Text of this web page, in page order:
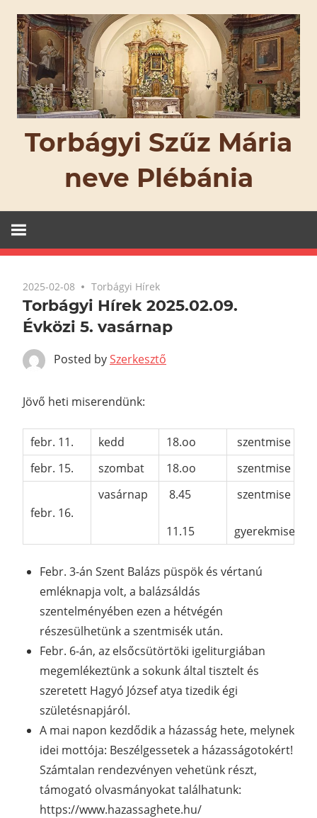
content
Torbágyi Szűz Mária
neve Plébánia
2025-02-08 Torbágyi Hírek
Torbágyi Hírek 2025.02.09.
Évközi 5. vasárnap
Posted bySzerkesztő
Jövő heti miserendünk:
febr. 11. kedd 18.oo
szentmise
febr. 15.
szombat 18.oo szentmise
febr. 16.
vasárnap 8.45
11.15
szentmise
gyerekmise
Febr. 3-án Szent Balázs püspök és vértanú
emléknapja volt, a balázsáldás
szentelményében ezen a hétvégén
részesülhetünk a szentmisék után.
Febr. 6-án, az elsőcsütörtöki igeliturgiában
megemlékeztünk a sokunk által tisztelt és
szeretett Hagyó József atya tizedik égi
születésnapjáról.
A mai napon kezdődik a házasság hete, melynek
idei mottója: Beszélgessetek a házasságotokért!
Számtalan rendezvényen vehetünk részt,
támogató olvasmányokat találhatunk:
https://www.hazassaghete.hu/